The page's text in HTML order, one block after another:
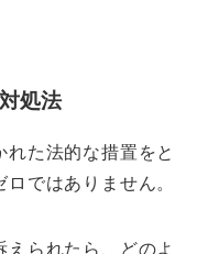
処法
た法的な措置をと
ではありません。
えられたら、どのよ